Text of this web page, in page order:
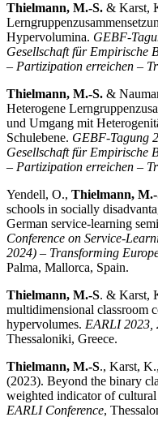
Thielmann, M.-S. & Karst,
Hypervolumina. GEBF-
Gesellschaft für Empirische
– Partizipation erreichen –
Thielmann, M.-S. &
Heterogene
und Umgang mit
Schulebene. GEBF-Tagung
Gesellschaft für Empirische
– Partizipation erreichen –
Yendell, O., Thielmann, M.-
schools in socially
German service-learning
Conference on Service-
2024) – Trans­forming
Palma, Mallorca, Spain.
Thielmann, M.-S. & Karst,
multidimensional classroom
hypervolumes. EARLI 2023,
Thessaloniki, Greece.
Thielmann, M.-S., Karst,
(2023). Beyond the binary
weighted indicator of
EARLI Conference,